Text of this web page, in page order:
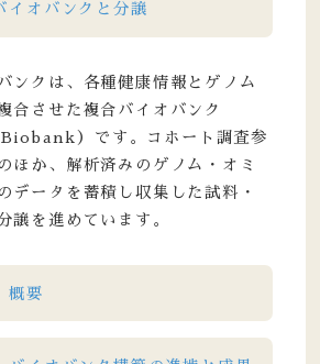
イオバンクと分譲
ンクは、各種健康情報とゲノム
合させた複合バイオバンク
）です。コホート調査参
ほか、解析済みのゲノム・オミ
データを蓄積し収集した試料・
譲を進めています。
概要